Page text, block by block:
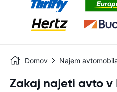
Domov Najem
Zakaj najeti avto v